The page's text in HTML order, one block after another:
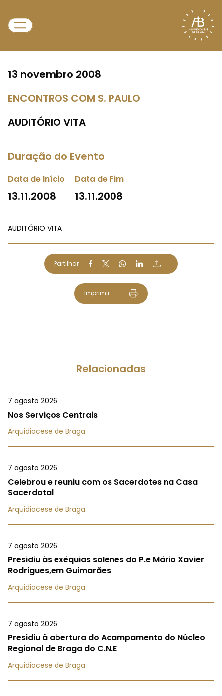
13 novembro 2008
ENCONTROS COM S. PAULO
AUDITÓRIO VITA
Duração do Evento
Data de Início
13.11.2008
Data de Fim
13.11.2008
AUDITÓRIO VITA
Partilhar
Imprimir
Relacionadas
7 agosto 2026
Nos Serviços Centrais
Arquidiocese de Braga
7 agosto 2026
Celebrou e reuniu com os Sacerdotes na Casa
Sacerdotal
Arquidiocese de Braga
7 agosto 2026
Presidiu às exéquias solenes do P.e Mário Xavier
Rodrigues,em Guimarães
Arquidiocese de Braga
7 agosto 2026
Presidiu à abertura do Acampamento do Núcleo
Regional de Braga do C.N.E
Arquidiocese de Braga